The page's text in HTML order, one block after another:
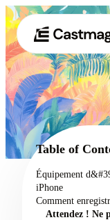
01 Produit
02 Cas
À
Table of
Équipement
iPhone
Comment
Attendez ! Ne